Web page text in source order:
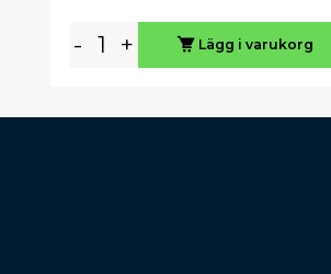
- + Lägg i varukorg